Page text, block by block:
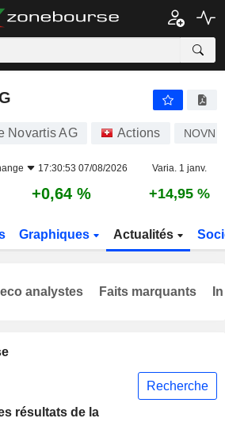
Novartis AG Actions NOVN
17:30:53 07/08/2026 Varia. 1 janv.
+0,64 % +14,95 %
Graphiques Actualités
Recherche
résultats de la
analystes Faits marquants